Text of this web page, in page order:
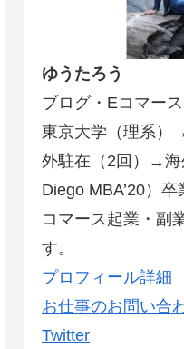
ゆうたろう
ブログ・Eコマー
東京大学（理系
外駐在（2回）→海
Diego MBA’20）
コマース起業・副
す。
プロフィール詳細
お仕事のお問い合
Twitter